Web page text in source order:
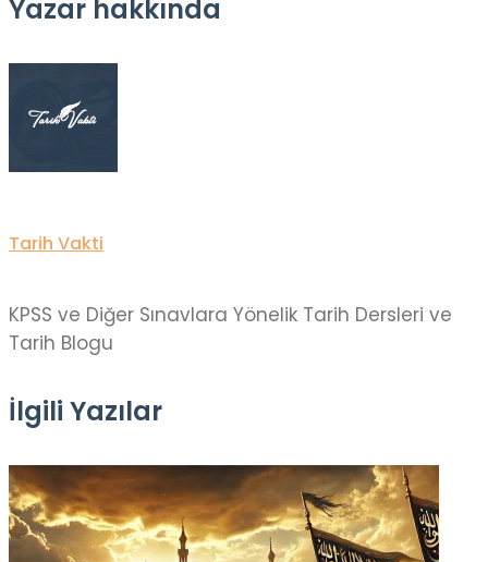
Yazar hakkında
Tarih Vakti
KPSS ve Diğer Sınavlara Yönelik Tarih Dersleri ve
Tarih Blogu
İlgili Yazılar